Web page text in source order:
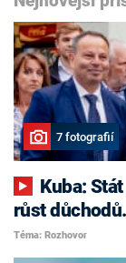
7 fotografií
růst
Téma: Rozhovor